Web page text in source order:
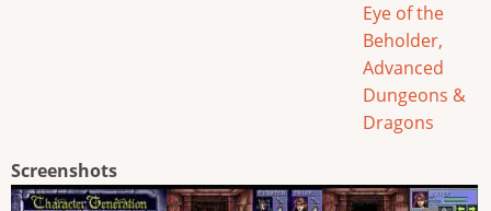
Eye of the
Beholder,
Advanced
Dungeons &
Dragons
Screenshots